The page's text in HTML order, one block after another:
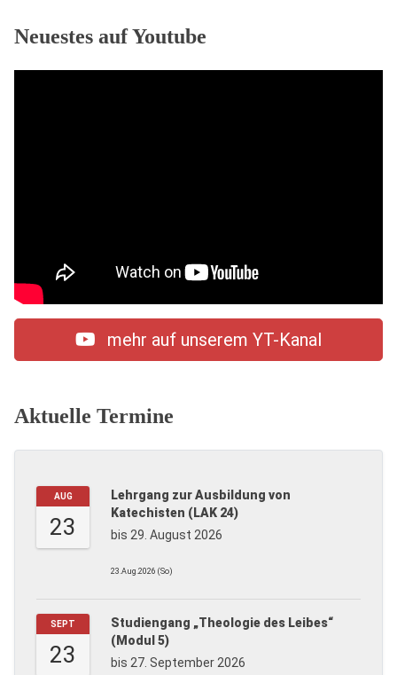
Neuestes auf Youtube
mehr auf unserem YT-Kanal
Aktuelle Termine
AUG
23
Lehrgang zur Ausbildung von
Katechisten (LAK 24)
bis 29. August 2026
23.Aug.2026 (So)
SEPT
23
Studiengang „Theologie des Leibes“
(Modul 5)
bis 27. September 2026